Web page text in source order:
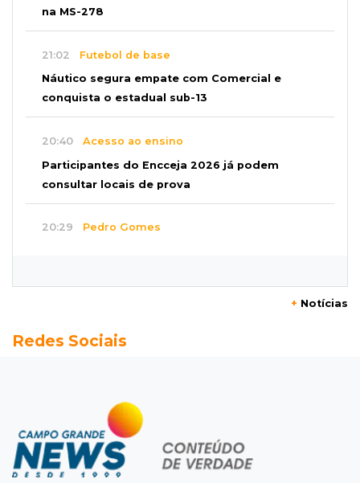
na MS-278
21:02 Futebol de base
Náutico segura empate com Comercial e
conquista o estadual sub-13
20:40 Acesso ao ensino
Participantes do Encceja 2026 já podem
consultar locais de prova
20:29 Pedro Gomes
Pantanal treina em Goiânia antes de jogo que
Campeonato Brasileiro
Remo busca empate com Atlético-MG e segue
na zona de rebaixamento
+ Notícias
Redes Sociais